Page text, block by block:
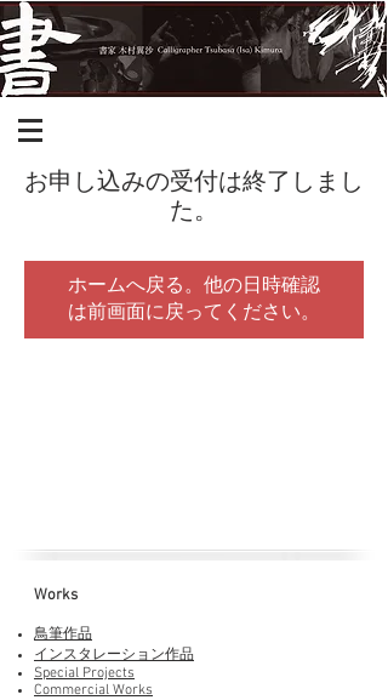
お申し込みの受付は終了しまし
た。
ホームへ戻る。他の日時確認
は前画面に戻ってください。
Works​
鳥筆作品
インスタレーション作品
Special Projects
Commercial Works